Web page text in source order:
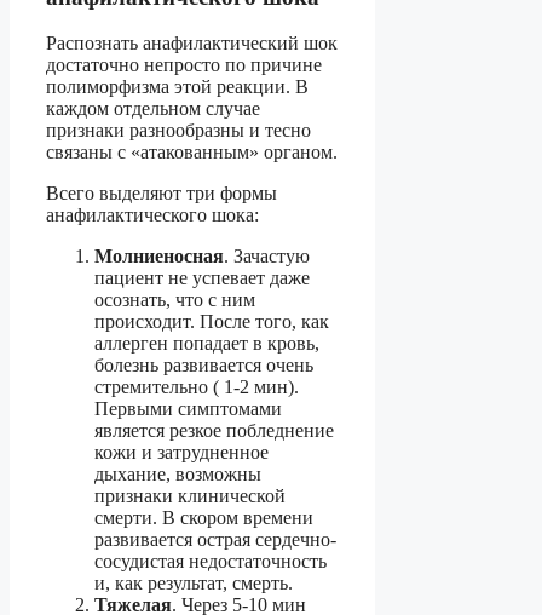
Распознать анафилактический шок
достаточно непросто по причине
полиморфизма этой реакции. В
каждом отдельном случае
признаки разнообразны и тесно
связаны с «атакованным» органом.
Всего выделяют три формы
анафилактического шока:
Молниеносная. Зачастую
пациент не успевает даже
осознать, что с ним
происходит. После того, как
аллерген попадает в кровь,
болезнь развивается очень
стремительно ( 1-2 мин).
Первыми симптомами
является резкое побледнение
кожи и затрудненное
дыхание, возможны
признаки клинической
смерти. В скором времени
развивается острая сердечно-
сосудистая недостаточность
и, как результат, смерть.
Тяжелая. Через 5-10 мин